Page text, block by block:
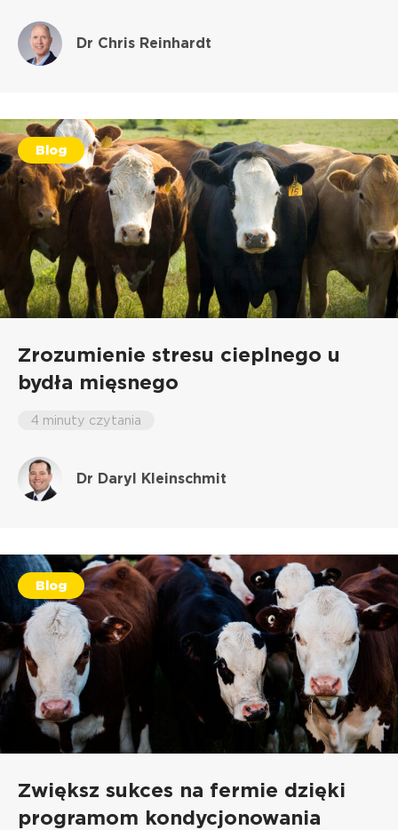
Dr Chris Reinhardt
Blog
Zrozumienie stresu cieplnego u
bydła mięsnego
4 minuty czytania
Dr Daryl Kleinschmit
Blog
Zwiększ sukces na fermie dzięki
programom kondycjonowania